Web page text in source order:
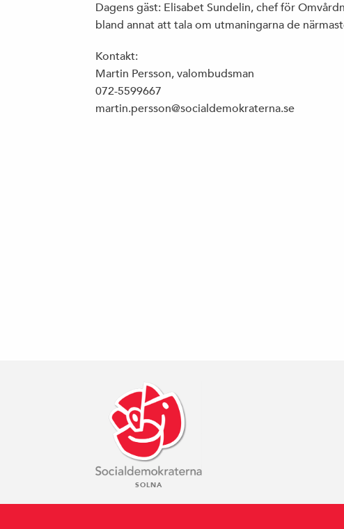
Dagens gäst: Elisabet Sundelin, chef för
bland annat att tala om utmaningarna de
Kontakt:
Martin Persson, valombudsman
072-5599667
martin.persson@socialdemokraterna.se
SOLNA